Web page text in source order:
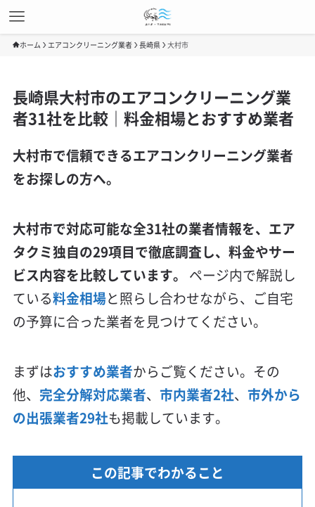
ホーム エアコンクリーニング業者 長崎県 大村市
長崎県大村市のエアコンクリーニング業
者31社を比較｜料金相場とおすすめ業者
大村市で信頼できるエアコンクリーニング業者
をお探しの方へ。
大村市で対応可能な全31社の業者情報を、エア
タクミ独自の29項目で徹底調査し、料金やサー
ビス内容を比較しています。
ページ内で解説し
ている料金相場と照らし合わせながら、ご自宅
の予算に合った業者を見つけてください。
まずはおすすめ業者からご覧ください。その
他、 完全分解対応業者、 市内業者2社、 市外から
の出張業者29社も掲載しています。
この記事でわかること